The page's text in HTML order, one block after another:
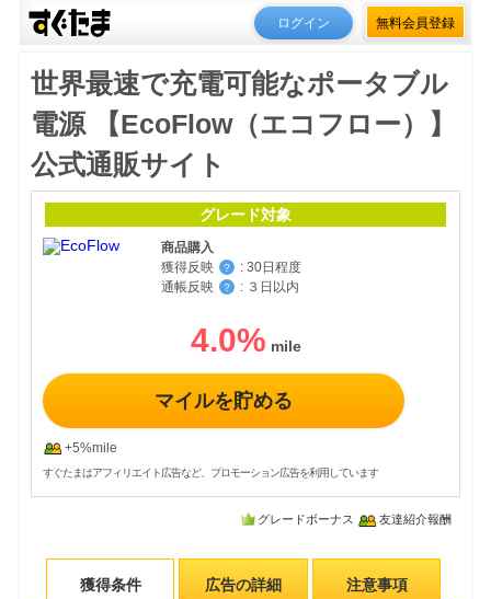
ログイン 無料会員登録
世界最速で充電可能なポータブル
電源 【EcoFlow（エコフロー）】
公式通販サイト
グレード対象
商品購入
獲得反映
？ : 30日程度
通帳反映
？ : ３日以内
4.0%
マイルを貯める
+5%mile
すぐたまはアフィリエイト広告など、プロモーション広告を利用しています
グレードボーナス 友達紹介報酬
獲得条件 広告の詳細 注意事項